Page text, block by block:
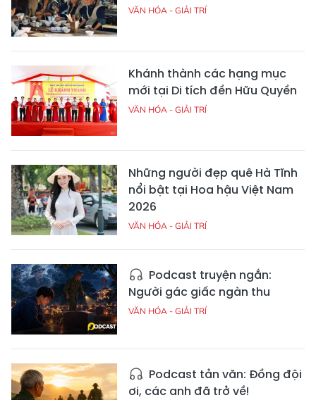
VĂN HÓA - GIẢI TRÍ
Khánh thành các hạng mục
mới tại Di tích đền Hữu Quyền
VĂN HÓA - GIẢI TRÍ
Những người đẹp quê Hà Tĩnh
nổi bật tại Hoa hậu Việt Nam
2026
VĂN HÓA - GIẢI TRÍ
Podcast truyện ngắn:
Người gác giấc ngàn thu
VĂN HÓA - GIẢI TRÍ
Podcast tản văn: Đồng đội
ơi, các anh đã trở về!